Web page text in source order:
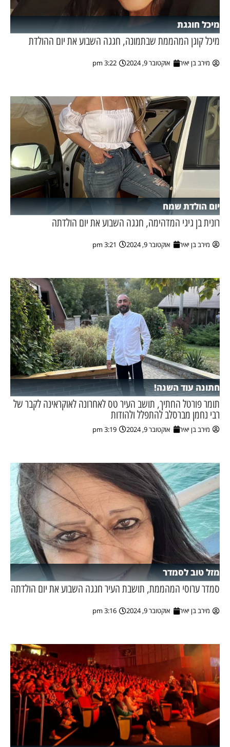
מיכל חוגגת
מיכל קוגן המהממת שבתמונה, חגגה השבוע את יום ההולדת
מירב בן יאיר אוקטובר 9, 2024 3:22 pm
יום הולדת שמח
רונית בן גיגי המדהימה, חגגה השבוע את יום הולדתה
מירב בן יאיר אוקטובר 9, 2024 3:21 pm
חתונה עוד השנה!
תומר פורטל החתיך, תושב העיר טס לאחרונה לאוקראינה לקבר של
רבי נחמן מברסלב להתפלל ולהודות
מירב בן יאיר אוקטובר 9, 2024 3:19 pm
מזל טוב לסמדר
סמדר ערוסי המהממת, תושבת העיר חגגה השבוע את יום הולדתה
מירב בן יאיר אוקטובר 9, 2024 3:16 pm